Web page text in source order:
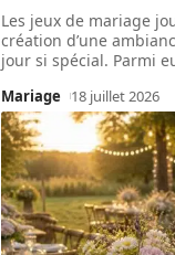
Les jeux de mariage
création d’une
jour si spécial. Parmi
Mariage 18 juillet 2026